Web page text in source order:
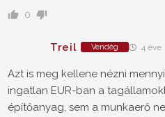
0
Treil Vendég 4 éve
Azt is meg kellene nézni
ingatlan EUR-ban a
építőanyag, sem a munkaerő